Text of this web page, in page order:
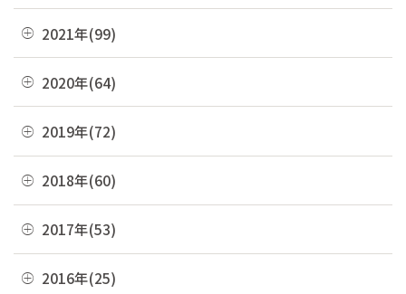
03月(36)
01月(13)
08月(4)
07月(7)
05月(6)
04月(4)
03月(7)
02月(10)
01月(4)
09月(4)
08月(6)
07月(6)
05月(9)
04月(5)
03月(8)
11月(3)
09月(8)
08月(4)
07月(4)
05月(10)
04月(2)
12月(8)
11月(5)
09月(8)
08月(4)
07月(10)
05月(6)
2021年(99)
12月(9)
11月(7)
09月(5)
08月(4)
07月(8)
2020年(64)
12月(2)
11月(8)
09月(4)
08月(4)
2019年(72)
12月(7)
11月(9)
09月(6)
2018年(60)
12月(7)
11月(2)
2017年(53)
12月(2)
2016年(25)